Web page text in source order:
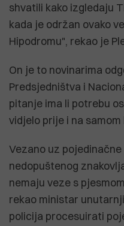
shvatili kako izgledaju
kada je održan ovako
Hipodromu", rekao je
On je to novinarima
Predsjedništva i
pitanje ima li potrebu
vidjelo prije i na samom
Vezano uz
nedopuštenog
nemaju veze s
rekao ministar
policija procesuirati